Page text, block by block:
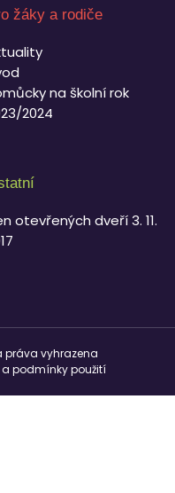
žáky a rodiče
na školní rok
2024
otevřených dveří 3. 11.
práva vyhrazena
a podmínky použití